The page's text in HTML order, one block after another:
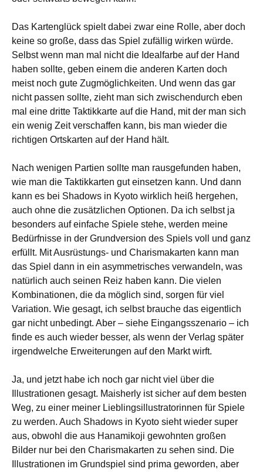
Das Kartenglück spielt dabei zwar eine Rolle, aber doch
keine so große, dass das Spiel zufällig wirken würde.
Selbst wenn man mal nicht die Idealfarbe auf der Hand
haben sollte, geben einem die anderen Karten doch
meist noch gute Zugmöglichkeiten. Und wenn das gar
nicht passen sollte, zieht man sich zwischendurch eben
mal eine dritte Taktikkarte auf die Hand, mit der man sich
ein wenig Zeit verschaffen kann, bis man wieder die
richtigen Ortskarten auf der Hand hält.
Nach wenigen Partien sollte man rausgefunden haben,
wie man die Taktikkarten gut einsetzen kann. Und dann
kann es bei Shadows in Kyoto wirklich heiß hergehen,
auch ohne die zusätzlichen Optionen. Da ich selbst ja
besonders auf einfache Spiele stehe, werden meine
Bedürfnisse in der Grundversion des Spiels voll und ganz
erfüllt. Mit Ausrüstungs- und Charismakarten kann man
das Spiel dann in ein asymmetrisches verwandeln, was
natürlich auch seinen Reiz haben kann. Die vielen
Kombinationen, die da möglich sind, sorgen für viel
Variation. Wie gesagt, ich selbst brauche das eigentlich
gar nicht unbedingt. Aber – siehe Eingangsszenario – ich
finde es auch wieder besser, als wenn der Verlag später
irgendwelche Erweiterungen auf den Markt wirft.
Ja, und jetzt habe ich noch gar nicht viel über die
Illustrationen gesagt. Maisherly ist sicher auf dem besten
Weg, zu einer meiner Lieblingsillustratorinnen für Spiele
zu werden. Auch Shadows in Kyoto sieht wieder super
aus, obwohl die aus Hanamikoji gewohnten großen
Bilder nur bei den Charismakarten zu sehen sind. Die
Illustrationen im Grundspiel sind prima geworden, aber